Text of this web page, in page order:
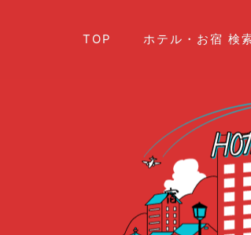
TOP ホテル・お宿 検